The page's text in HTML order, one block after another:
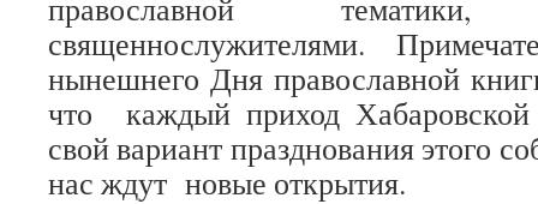
православной
священнослужителями.
нынешнего Дня православной
что каждый приход Хабаровской
свой вариант празднования этого
нас ждут новые открытия.